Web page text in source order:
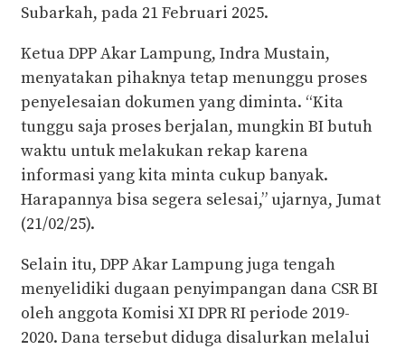
Subarkah, pada 21 Februari 2025.
Ketua DPP Akar Lampung, Indra Mustain,
menyatakan pihaknya tetap menunggu proses
penyelesaian dokumen yang diminta. “Kita
tunggu saja proses berjalan, mungkin BI butuh
waktu untuk melakukan rekap karena
informasi yang kita minta cukup banyak.
Harapannya bisa segera selesai,” ujarnya, Jumat
(21/02/25).
Selain itu, DPP Akar Lampung juga tengah
menyelidiki dugaan penyimpangan dana CSR BI
oleh anggota Komisi XI DPR RI periode 2019-
2020. Dana tersebut diduga disalurkan melalui